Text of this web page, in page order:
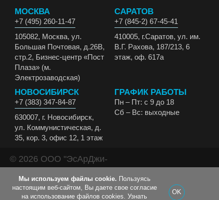
МОСКВА
+7 (495) 260-11-47
105082, Москва, ул.
Большая Почтовая, д.26В,
стр.2, Бизнес-центр «Пост
Плаза» (м.
Электрозаводская)
САРАТОВ
+7 (845-2) 67-45-41
410005, г.Саратов, ул. им.
В.Г. Рахова, 187/213, 6
этаж, оф. 617а
НОВОСИБИРСК
+7 (383) 347-84-87
630007, г. Новосибирск,
ул. Коммунистическая, д.
35, кор. 3, офис 12, 1 этаж
ГРАФИК РАБОТЫ
Пн – Пт: с 9 до 18
Сб – Вс: выходные
© 2026 ООО "ЭсАрДжи-
защищены.
Мы используем файлы cookie. Пользуясь
настоящим веб-сайтом, Вы даете свое согласие
на использование файлов cookies. Узнать
OK